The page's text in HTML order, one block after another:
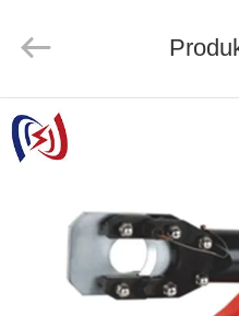
ZU
HAUSE
PRODUKTE
ÜBER
Tools
Co.,Ltd..
Reserved.